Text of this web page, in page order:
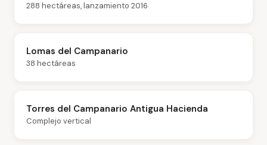
288 hectáreas, lanzamiento 2016
Lomas del Campanario
38 hectáreas
Torres del Campanario Antigua Hacienda
Complejo vertical